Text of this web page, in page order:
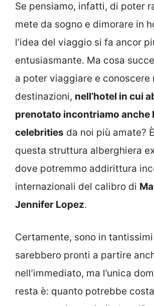
Se pensiamo, infatti, di poter
mete da sogno e dimorare in
l’idea del viaggio si fa ancor
entusiasmante. Ma cosa
a poter viaggiare e conoscere
destinazioni, nell’hotel in cui
prenotato incontriamo anche
celebrities da noi più amate?
questa struttura alberghiera
dove potremmo addirittura
internazionali del calibro di
Jennifer Lopez.
Certamente, sono in
sarebbero pronti a partire
nell’immediato, ma l’unica
resta è: quanto potrebbe